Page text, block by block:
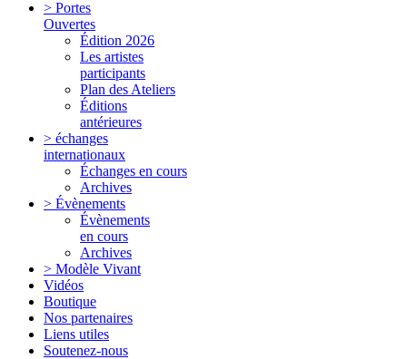
> Portes
Ouvertes
Édition 2026
Les artistes
participants
Plan des Ateliers
Éditions
antérieures
> échanges
internationaux
Échanges en cours
Archives
> Évènements
Évènements
en cours
Archives
> Modèle Vivant
Vidéos
Boutique
Nos partenaires
Liens utiles
Soutenez-nous